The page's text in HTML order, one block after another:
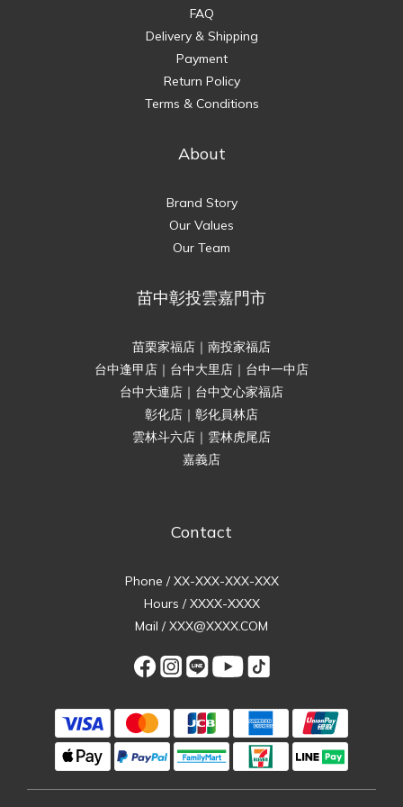
FAQ
Delivery & Shipping
Payment
Return Policy
Terms & Conditions
About
Brand Story
Our Values
Our Team
苗中彰投雲嘉門市
苗栗家福店｜南投家福店
台中逢甲店｜台中大里店｜台中一中店
台中大連店｜台中文心家福店
彰化店｜彰化員林店
雲林斗六店｜雲林虎尾店
嘉義店
Contact
Phone / XX-XXX-XXX-XXX
Hours / XXXX-XXXX
Mail / XXX@XXXX.COM